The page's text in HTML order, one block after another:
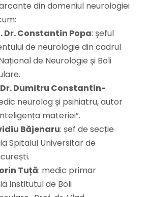
din domeniul neurologiei
Dr. Constantin Popa: șeful
de neurologie din cadrul
de Neurologie și Boli
Dr. Dumitru Constantin-
neurolog și psihiatru, autor
materiei”.
Băjenaru: șef de secție
Spitalul Universitar de
Tuță: medic primar
Institutul de Boli